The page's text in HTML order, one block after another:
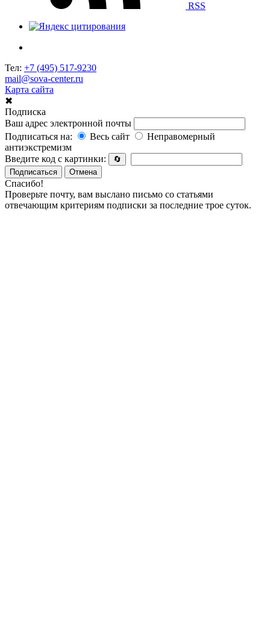
RSS
Тел: +7 (495) 517-9230
mail@sova-center.ru
Карта сайта
✖
Подписка
Ваш адрес электронной почты
Подписаться на:
Весь сайт
Неправомерный
антиэкстремизм
Введите код с картинки:
🔄
Подписаться
Отмена
Спасибо!
Проверьте почту, вам выслано письмо со статьями
отвечающим критериям подписки за последние трое суток.